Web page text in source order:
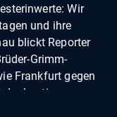
Wir
und ihre
blickt Reporter
Grimm-
Frankfurt gegen
heutige
Erdbeerquark.